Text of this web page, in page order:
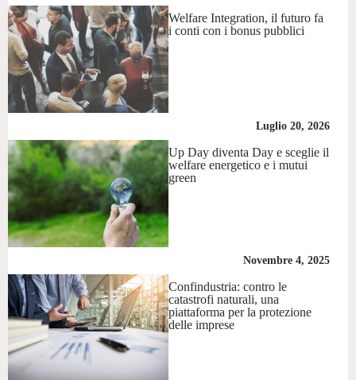
Welfare Integration, il futuro fa
i conti con i bonus pubblici
Luglio 20, 2026
Up Day diventa Day e sceglie il
welfare energetico e i mutui
green
Novembre 4, 2025
Confindustria: contro le
catastrofi naturali, una
piattaforma per la protezione
delle imprese